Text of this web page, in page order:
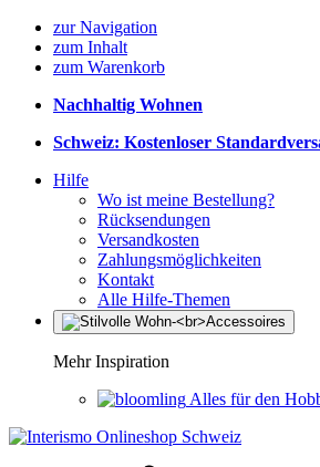
zur Navigation
zum Inhalt
zum Warenkorb
Nachhaltig Wohnen
Schweiz: Kostenloser
Hilfe
Wo ist meine Bestellung?
Rücksendungen
Versandkosten
Zahlungsmöglichkeiten
Kontakt
Alle Hilfe-Themen
Mehr Inspiration
Alles für den